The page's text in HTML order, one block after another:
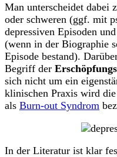
Man unterscheidet dabei
oder schweren (ggf. mit
depressiven Episoden
(wenn in der Biographie
Episode bestand).
Begriff der
sich nicht um ein
klinischen Praxis wird die
als Burn-out Syndrom
In der Literatur ist klar